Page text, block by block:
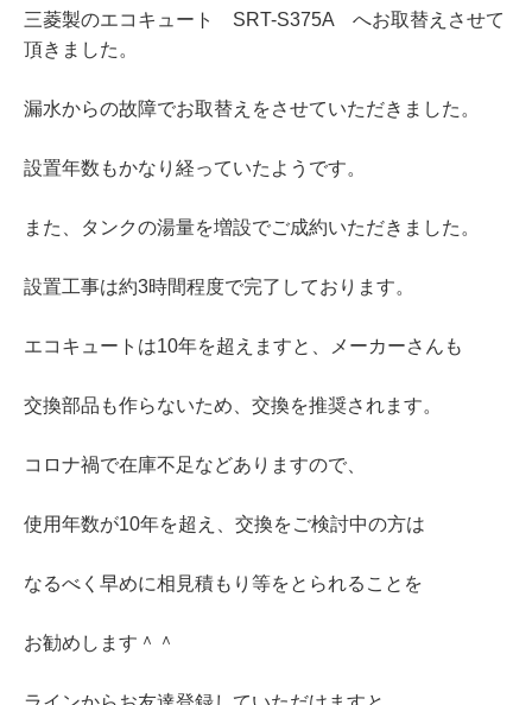
三菱製のエコキュート SRT-S375A へお取替えさせて
頂きました。
漏水からの故障でお取替えをさせていただきました。
設置年数もかなり経っていたようです。
また、タンクの湯量を増設でご成約いただきました。
設置工事は約3時間程度で完了しております。
エコキュートは10年を超えますと、メーカーさんも
交換部品も作らないため、交換を推奨されます。
コロナ禍で在庫不足などありますので、
使用年数が10年を超え、交換をご検討中の方は
なるべく早めに相見積もり等をとられることを
お勧めします＾＾